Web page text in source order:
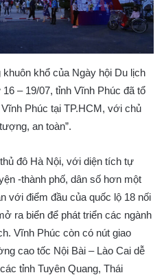
khổ của Ngày hội Du lịch
– 19/07, tỉnh Vĩnh Phúc đã tổ
Phúc tại TP.HCM, với chủ
an toàn”.
đô Hà Nội, với diện tích tự
-thành phố, dân số hơn một
với điểm đầu của quốc lộ 18 nối
ra biển để phát triển các ngành
Vĩnh Phúc còn có nút giao
cao tốc Nội Bài – Lào Cai dễ
tỉnh Tuyên Quang, Thái